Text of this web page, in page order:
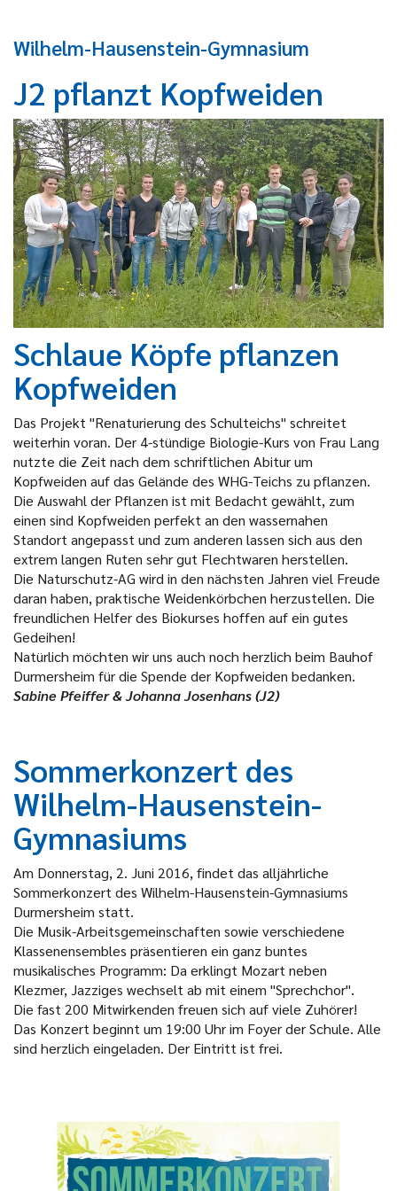
Wilhelm-Hausenstein-Gymnasium
J2 pflanzt Kopfweiden
Schlaue Köpfe pflanzen
Kopfweiden
Das Projekt "Renaturierung des Schulteichs" schreitet
weiterhin voran. Der 4-stündige Biologie-Kurs von Frau Lang
nutzte die Zeit nach dem schriftlichen Abitur um
Kopfweiden auf das Gelände des WHG-Teichs zu pflanzen.
Die Auswahl der Pflanzen ist mit Bedacht gewählt, zum
einen sind Kopfweiden perfekt an den wassernahen
Standort angepasst und zum anderen lassen sich aus den
extrem langen Ruten sehr gut Flechtwaren herstellen.
Die Naturschutz-AG wird in den nächsten Jahren viel Freude
daran haben, praktische Weidenkörbchen herzustellen. Die
freundlichen Helfer des Biokurses hoffen auf ein gutes
Gedeihen!
Natürlich möchten wir uns auch noch herzlich beim Bauhof
Durmersheim für die Spende der Kopfweiden bedanken.
Sabine Pfeiffer & Johanna Josenhans (J2)
Sommerkonzert des
Wilhelm-Hausenstein-
Gymnasiums
Am Donnerstag, 2. Juni 2016, findet das alljährliche
Sommerkonzert des Wilhelm-Hausenstein-Gymnasiums
Durmersheim statt.
Die Musik-Arbeitsgemeinschaften sowie verschiedene
Klassenensembles präsentieren ein ganz buntes
musikalisches Programm: Da erklingt Mozart neben
Klezmer, Jazziges wechselt ab mit einem "Sprechchor".
Die fast 200 Mitwirkenden freuen sich auf viele Zuhörer!
Das Konzert beginnt um 19:00 Uhr im Foyer der Schule. Alle
sind herzlich eingeladen. Der Eintritt ist frei.